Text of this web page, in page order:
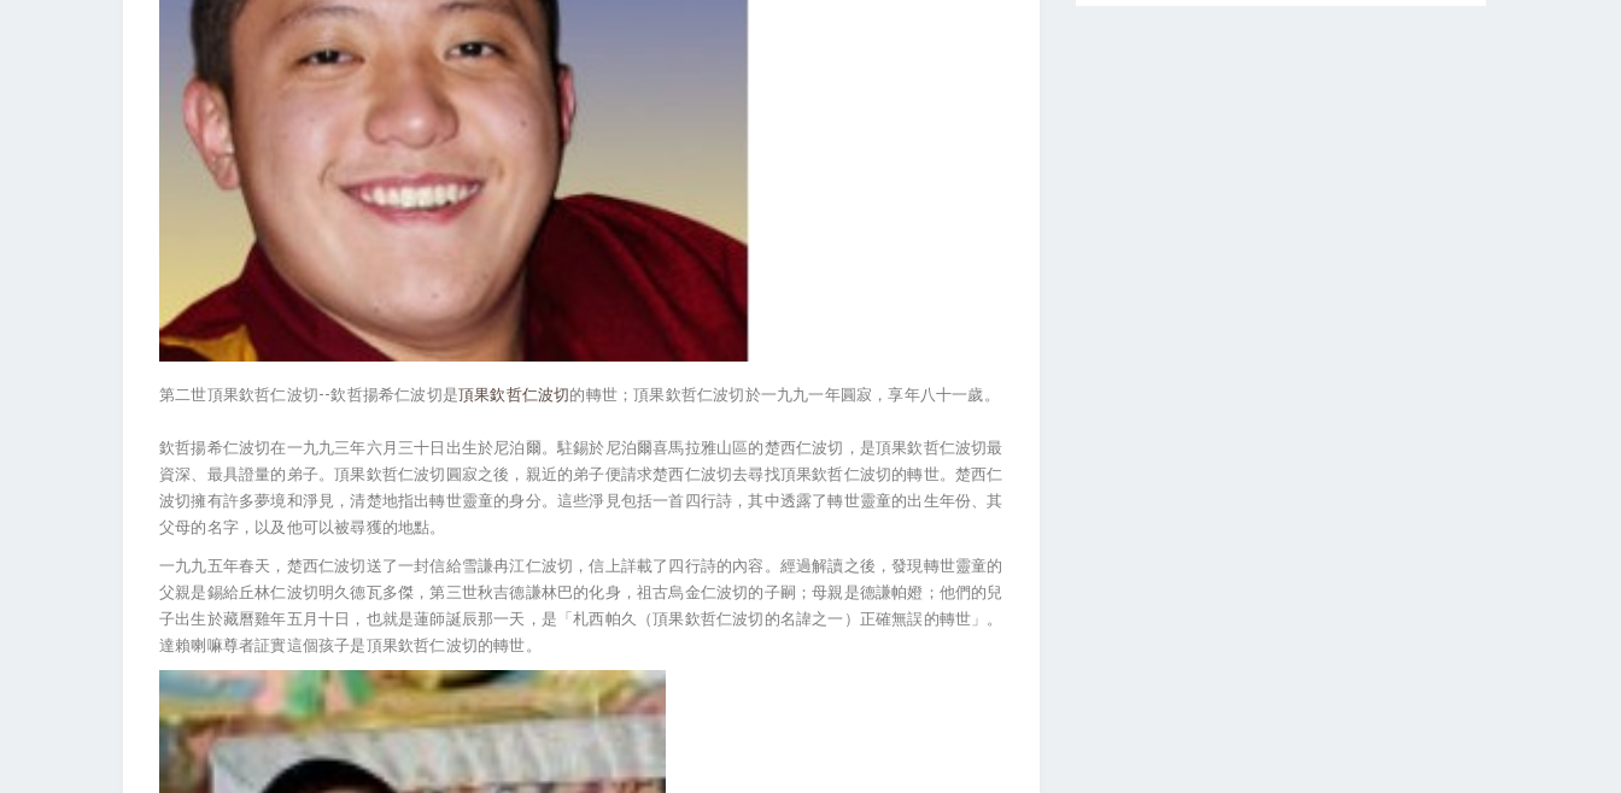
第二世頂果欽哲仁波切--欽哲揚希仁波切是頂果欽哲仁波切的轉世；頂果欽哲仁波切於一九九一年圓寂，享年八十一歲。
欽哲揚希仁波切在一九九三年六月三十日出生於尼泊爾。駐錫於尼泊爾喜馬拉雅山區的楚西仁波切，是頂果欽哲仁波切最
資深、最具證量的弟子。頂果欽哲仁波切圓寂之後，親近的弟子便請求楚西仁波切去尋找頂果欽哲仁波切的轉世。楚西仁
波切擁有許多夢境和淨見，清楚地指出轉世靈童的身分。這些淨見包括一首四行詩，其中透露了轉世靈童的出生年份、其
父母的名字，以及他可以被尋獲的地點。
一九九五年春天，楚西仁波切送了一封信給雪謙冉江仁波切，信上詳載了四行詩的內容。經過解讀之後，發現轉世靈童的
父親是錫給丘林仁波切明久德瓦多傑，第三世秋吉德謙林巴的化身，祖古烏金仁波切的子嗣；母親是德謙帕嬁；他們的兒
子出生於藏曆雞年五月十日，也就是蓮師誕辰那一天，是「札西帕久（頂果欽哲仁波切的名諱之一）正確無誤的轉世」。
達賴喇嘛尊者証實這個孩子是頂果欽哲仁波切的轉世。